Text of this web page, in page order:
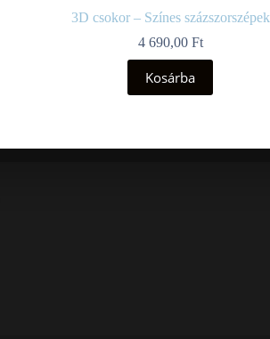
3D csokor – Színes százszorszépek
4 690,00 Ft
Kosárba